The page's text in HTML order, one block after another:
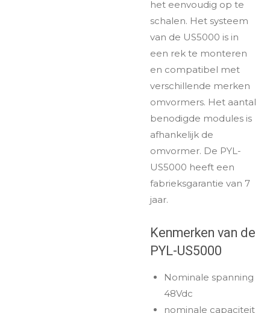
het eenvoudig op te
schalen. Het systeem
van de US5000 is in
een rek te monteren
en compatibel met
verschillende merken
omvormers. Het aantal
benodigde modules is
afhankelijk de
omvormer. De PYL-
US5000 heeft een
fabrieksgarantie van 7
jaar.
Kenmerken van de
PYL-US5000
Nominale spanning
48Vdc
nominale capaciteit